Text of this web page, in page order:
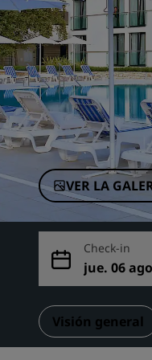
Marcas afiliadas
VER LA
Check-in
jue. 06 ago
Visión general